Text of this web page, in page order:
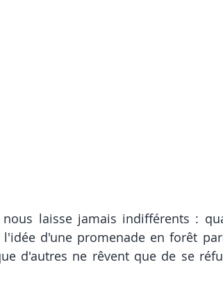
laisse jamais indifférents :
d'une promenade en forêt
d'autres ne rêvent que de se